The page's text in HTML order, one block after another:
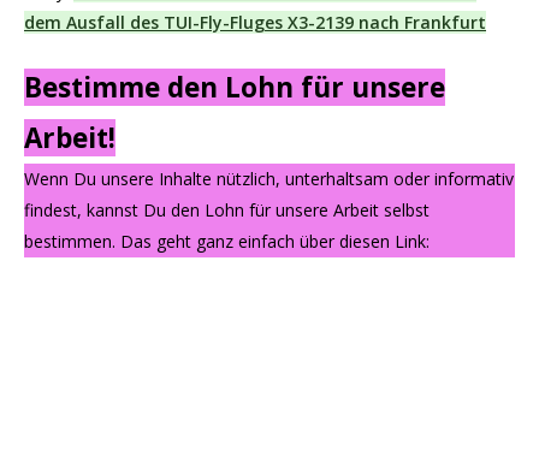
dem Ausfall des TUI-Fly-Fluges X3-2139 nach Frankfurt
Bestimme den Lohn für unsere
Arbeit!
Wenn Du unsere Inhalte nützlich, unterhaltsam oder informativ
findest, kannst Du den Lohn für unsere Arbeit selbst
bestimmen. Das geht ganz einfach über diesen Link: